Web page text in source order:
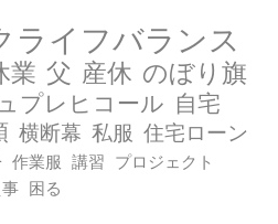
ライフバランス
業 父 産休 のぼり旗
プレヒコール 自宅
横断幕 私服 住宅ローン
作業服 講習
プロジェクト
困る